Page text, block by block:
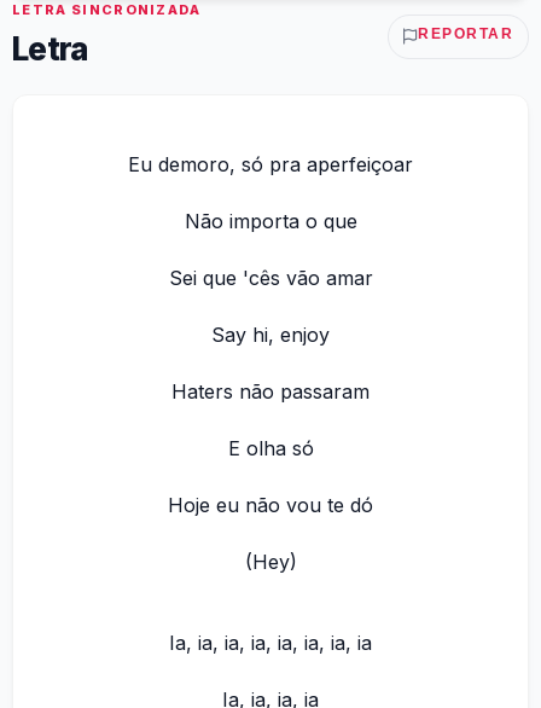
LETRA SINCRONIZADA
Letra REPORTAR
Eu demoro, só pra aperfeiçoar
Não importa o que
Sei que 'cês vão amar
Say hi, enjoy
Haters não passaram
E olha só
Hoje eu não vou te dó
(Hey)
Ia, ia, ia, ia, ia, ia, ia, ia
Ia, ia, ia, ia